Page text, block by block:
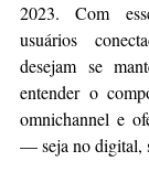
2023. Com
usuários
desejam se
entender o
omnichannel e
— seja no digital,